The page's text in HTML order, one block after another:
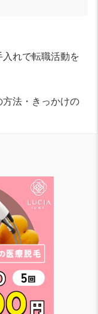
れで転職活動を
方法・きっかけの